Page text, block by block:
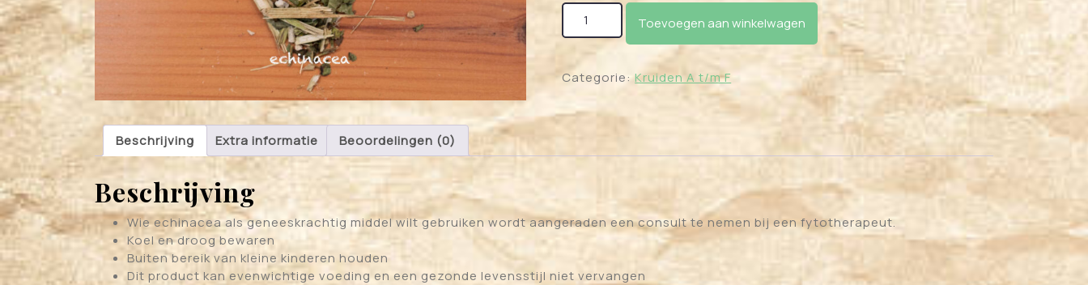
Echinacea - Zonnehoed aantal
Toevoegen aan winkelwagen
Categorie:Kruiden A t/m F
Beschrijving Extra informatie Beoordelingen (0)
Beschrijving
Wie echinacea als geneeskrachtig middel wilt gebruiken wordt aangeraden een consult te nemen bij een fytotherapeut.
Koel en droog bewaren
Buiten bereik van kleine kinderen houden
Dit product kan evenwichtige voeding en een gezonde levensstijl niet vervangen